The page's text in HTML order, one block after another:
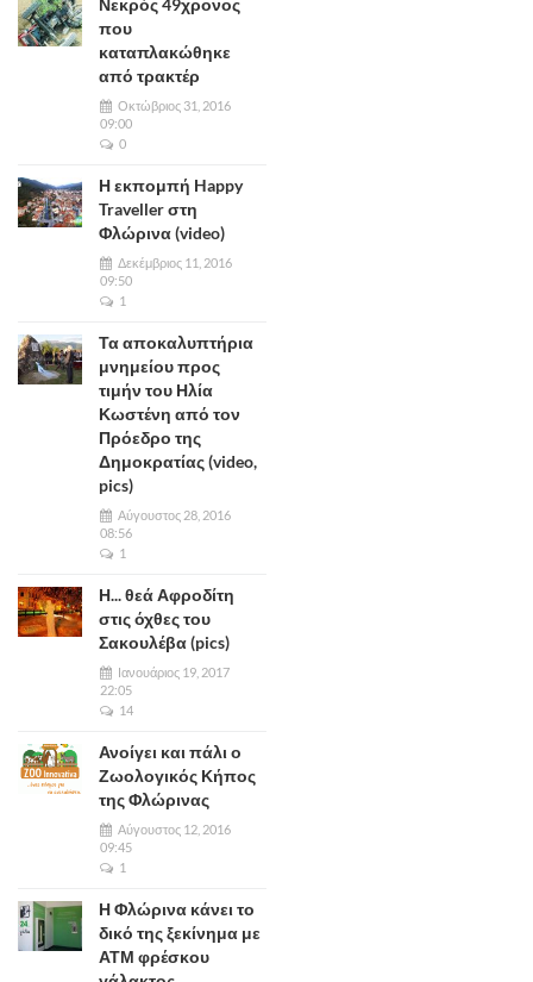
Νεκρός 49χρονος
που
καταπλακώθηκε
από τρακτέρ
Οκτώβριος 31, 2016
09:00
0
Η εκπομπή Happy
Traveller στη
Φλώρινα (video)
Δεκέμβριος 11, 2016
09:50
1
Τα αποκαλυπτήρια
μνημείου προς
τιμήν του Ηλία
Κωστένη από τον
Πρόεδρο της
Δημοκρατίας (video,
pics)
Αύγουστος 28, 2016
08:56
1
Η... θεά Αφροδίτη
στις όχθες του
Σακουλέβα (pics)
Ιανουάριος 19, 2017
22:05
14
Ανοίγει και πάλι ο
Ζωολογικός Κήπος
της Φλώρινας
Αύγουστος 12, 2016
09:45
1
Η Φλώρινα κάνει το
δικό της ξεκίνημα με
ΑΤΜ φρέσκου